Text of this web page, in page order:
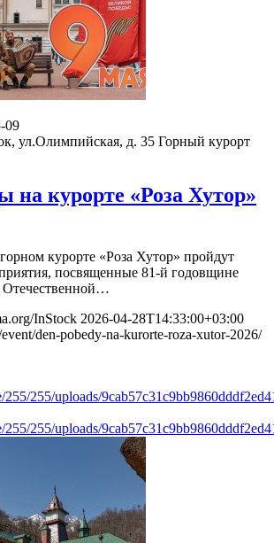
09
ул.Олимпийская, д. 35 Горный курорт
на курорте «Роза Хутор»
курорте «Роза Хутор» пройдут
посвященные 81-й годовщине
InStock 2026-04-28T14:33:00+03:00
den-pobedy-na-kurorte-roza-xutor-2026/
255/255/uploads/
255/255/uploads/